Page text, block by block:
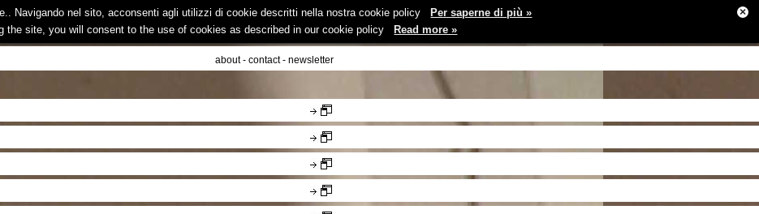
Navigando nel sito, acconsenti agli utilizzi di cookie descritti nella nostra cookie policy
Per saperne di più »
the site, you will consent to the use of cookies as described in our cookie policy
Read more »
×
about- contact- newsletter